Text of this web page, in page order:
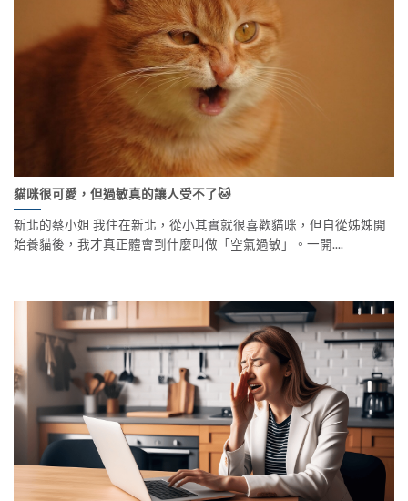
貓咪很可愛，但過敏真的讓人受不了🐱
新北的蔡小姐 我住在新北，從小其實就很喜歡貓咪，但自從姊姊開
始養貓後，我才真正體會到什麼叫做「空氣過敏」。一開....